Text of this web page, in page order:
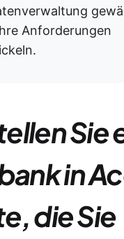
Anforderungen
Sie
in
die Sie